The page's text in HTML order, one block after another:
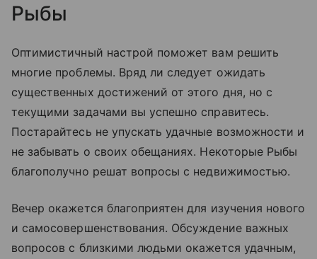
Рыбы
Оптимистичный настрой поможет вам решить
многие проблемы. Вряд ли следует ожидать
существенных достижений от этого дня, но с
текущими задачами вы успешно справитесь.
Постарайтесь не упускать удачные возможности и
не забывать о своих обещаниях. Некоторые Рыбы
благополучно решат вопросы с недвижимостью.
Вечер окажется благоприятен для изучения нового
и самосовершенствования. Обсуждение важных
вопросов с близкими людьми окажется удачным,